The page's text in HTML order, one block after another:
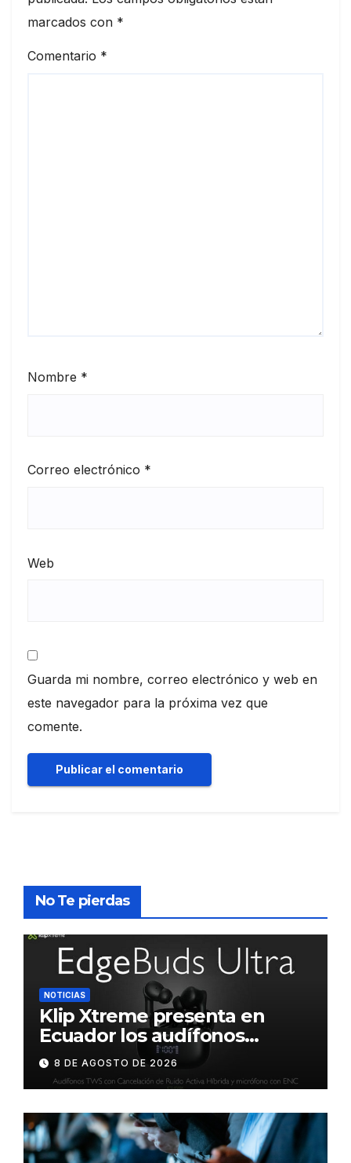
marcados con *
Comentario *
Nombre *
Correo electrónico *
Web
Guarda mi nombre, correo electrónico y web en
este navegador para la próxima vez que
comente.
No Te pierdas
NOTICIAS
Klip Xtreme presenta en
Ecuador los audífonos
DynaBuds con sonido
inteligente y control táctil
8 DE AGOSTO DE 2026